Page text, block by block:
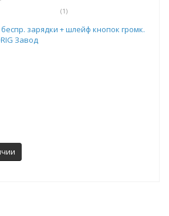
(1)
зарядки + шлейф кнопок громк.
Завод